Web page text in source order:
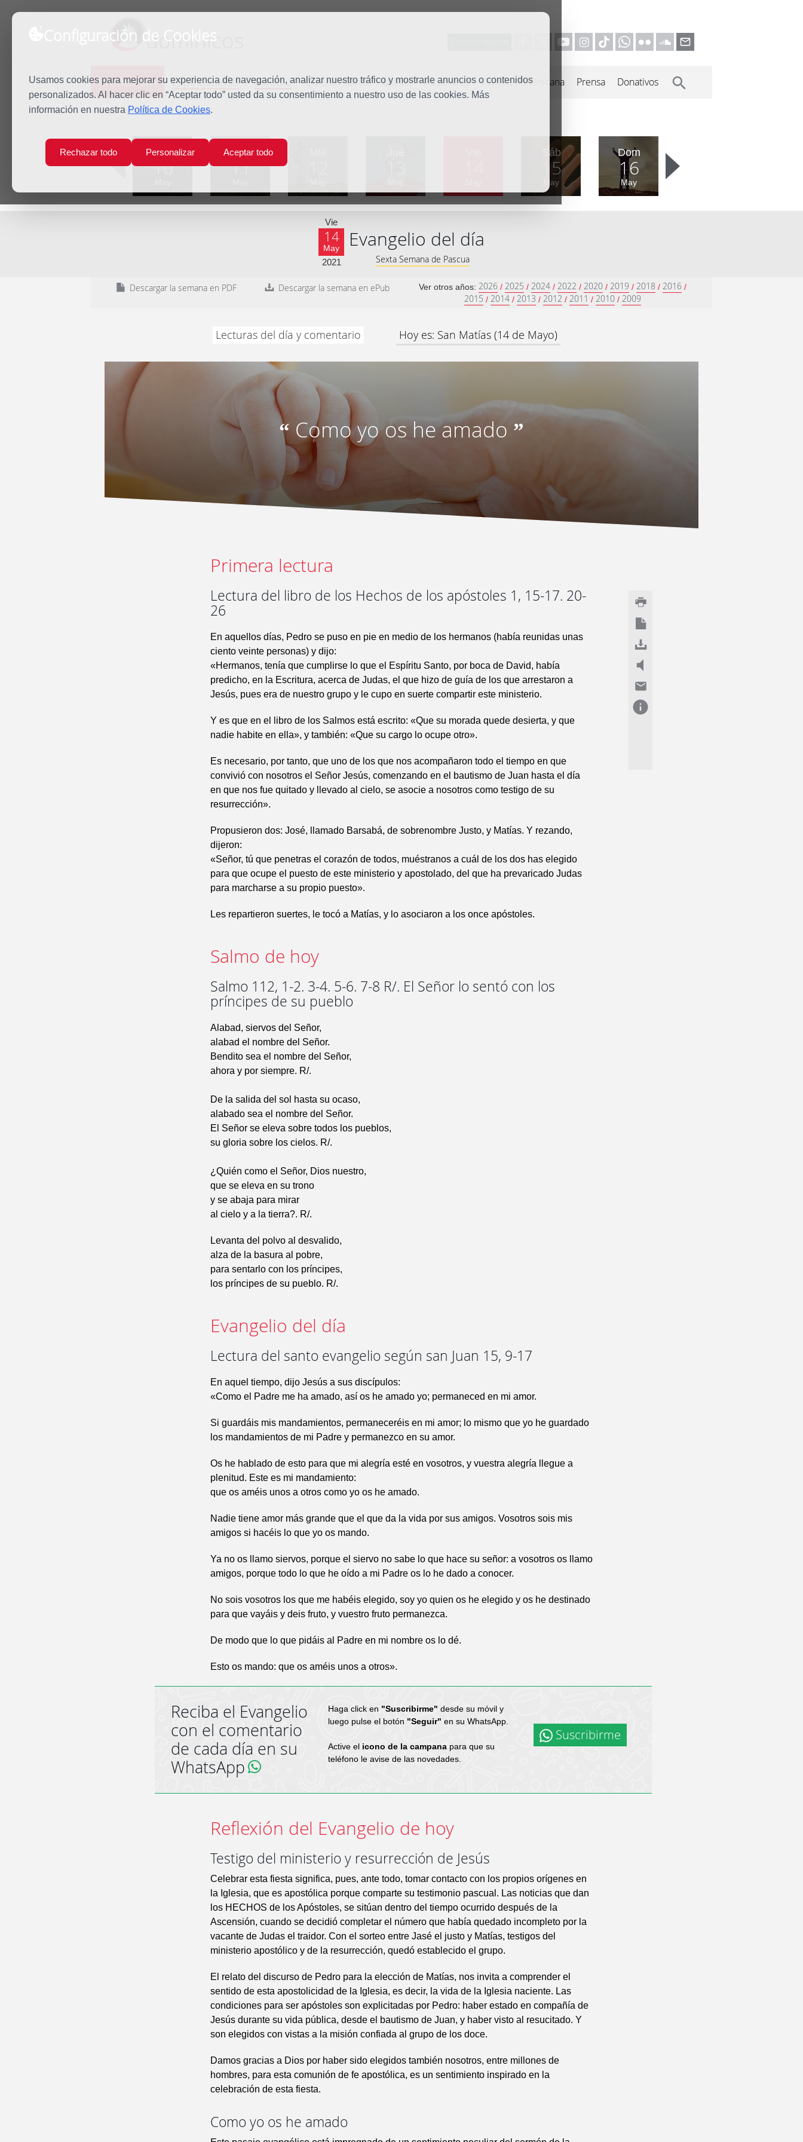
Configuración de Cookies
Usamos cookies para mejorar su experiencia de navegación, analizar nuestro tráfico y mostrarle anuncios o contenidos
personalizados. Al hacer clic en “Aceptar todo” usted da su consentimiento a nuestro uso de las cookies. Más
información en nuestra Política de Cookies.
Rechazar todo Personalizar Aceptar todo
dominicos
Predicación Espiritualidad Estudio Quiénes somos Misión Vocaciones Familia Dominicana Prensa Donativos
Inicio Predicación San Matías
Lun
10
Mar
11
Sáb
15
May
Dom
16
May
Vie
14
May
2021
Evangelio del día
Sexta Semana de Pascua
Descargar la semana en PDF Descargar la semana en ePub Ver otros años: 2026 / 2025 / 2024 / 2022 / 2020 / 2019 / 2018 / 2016 /
2015 / 2014 / 2013 / 2012 / 2011 / 2010 / 2009
Lecturas del día y comentario Hoy es: San Matías (14 de Mayo)
“ Como yo os he amado ”
Primera lectura
Lectura del libro de los Hechos de los apóstoles 1, 15-17. 20-
26
En aquellos días, Pedro se puso en pie en medio de los hermanos (había reunidas unas
ciento veinte personas) y dijo:
«Hermanos, tenía que cumplirse lo que el Espíritu Santo, por boca de David, había
predicho, en la Escritura, acerca de Judas, el que hizo de guía de los que arrestaron a
Jesús, pues era de nuestro grupo y le cupo en suerte compartir este ministerio.
Y es que en el libro de los Salmos está escrito: «Que su morada quede desierta, y que
nadie habite en ella», y también: «Que su cargo lo ocupe otro».
Es necesario, por tanto, que uno de los que nos acompañaron todo el tiempo en que
convivió con nosotros el Señor Jesús, comenzando en el bautismo de Juan hasta el día
en que nos fue quitado y llevado al cielo, se asocie a nosotros como testigo de su
resurrección».
Propusieron dos: José, llamado Barsabá, de sobrenombre Justo, y Matías. Y rezando,
dijeron:
«Señor, tú que penetras el corazón de todos, muéstranos a cuál de los dos has elegido
para que ocupe el puesto de este ministerio y apostolado, del que ha prevaricado Judas
para marcharse a su propio puesto».
Les repartieron suertes, le tocó a Matías, y lo asociaron a los once apóstoles.
Salmo de hoy
Salmo 112, 1-2. 3-4. 5-6. 7-8 R/. El Señor lo sentó con los
príncipes de su pueblo
Alabad, siervos del Señor,
alabad el nombre del Señor.
Bendito sea el nombre del Señor,
ahora y por siempre. R/.
De la salida del sol hasta su ocaso,
alabado sea el nombre del Señor.
El Señor se eleva sobre todos los pueblos,
su gloria sobre los cielos. R/.
¿Quién como el Señor, Dios nuestro,
que se eleva en su trono
y se abaja para mirar
al cielo y a la tierra?. R/.
Levanta del polvo al desvalido,
alza de la basura al pobre,
para sentarlo con los príncipes,
los príncipes de su pueblo. R/.
Evangelio del día
Lectura del santo evangelio según san Juan 15, 9-17
En aquel tiempo, dijo Jesús a sus discípulos:
«Como el Padre me ha amado, así os he amado yo; permaneced en mi amor.
Si guardáis mis mandamientos, permaneceréis en mi amor; lo mismo que yo he guardado
los mandamientos de mi Padre y permanezco en su amor.
Os he hablado de esto para que mi alegría esté en vosotros, y vuestra alegría llegue a
plenitud. Este es mi mandamiento:
que os améis unos a otros como yo os he amado.
Nadie tiene amor más grande que el que da la vida por sus amigos. Vosotros sois mis
amigos si hacéis lo que yo os mando.
Ya no os llamo siervos, porque el siervo no sabe lo que hace su señor: a vosotros os llamo
amigos, porque todo lo que he oído a mi Padre os lo he dado a conocer.
No sois vosotros los que me habéis elegido, soy yo quien os he elegido y os he destinado
para que vayáis y deis fruto, y vuestro fruto permanezca.
De modo que lo que pidáis al Padre en mi nombre os lo dé.
Esto os mando: que os améis unos a otros».
Reciba el Evangelio
con el comentario
de cada día en su
WhatsApp
Haga click en "Suscribirme" desde su móvil y
luego pulse el botón "Seguir" en su WhatsApp.
Active el icono de la campanapara que su
teléfono le avise de las novedades.
Suscribirme
Reflexión del Evangelio de hoy
Testigo del ministerio y resurrección de Jesús
Celebrar esta fiesta significa, pues, ante todo, tomar contacto con los propios orígenes en
la Iglesia, que es apostólica porque comparte su testimonio pascual. Las noticias que dan
los HECHOS de los Apóstoles, se sitúan dentro del tiempo ocurrido después de la
Ascensión, cuando se decidió completar el número que había quedado incompleto por la
vacante de Judas el traidor. Con el sorteo entre Jasé el justo y Matías, testigos del
ministerio apostólico y de la resurrección, quedó establecido el grupo.
El relato del discurso de Pedro para la elección de Matías, nos invita a comprender el
sentido de esta apostolicidad de la Iglesia, es decir, la vida de la Iglesia naciente. Las
condiciones para ser apóstoles son explicitadas por Pedro: haber estado en compañía de
Jesús durante su vida pública, desde el bautismo de Juan, y haber visto al resucitado. Y
son elegidos con vistas a la misión confiada al grupo de los doce.
Damos gracias a Dios por haber sido elegidos también nosotros, entre millones de
hombres, para esta comunión de fe apostólica, es un sentimiento inspirado en la
celebración de esta fiesta.
Como yo os he amado